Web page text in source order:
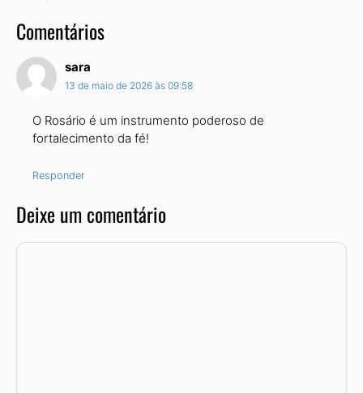
Comentários
sara
13 de maio de 2026 às 09:58
O Rosário é um instrumento poderoso de
fortalecimento da fé!
Responder
Deixe um comentário
Comentário